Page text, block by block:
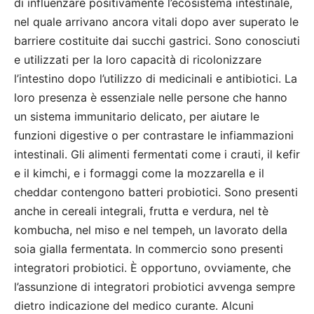
di influenzare positivamente l’ecosistema intestinale,
nel quale arrivano ancora vitali dopo aver superato le
barriere costituite dai succhi gastrici. Sono conosciuti
e utilizzati per la loro capacità di ricolonizzare
l’intestino dopo l’utilizzo di medicinali e antibiotici. La
loro presenza è essenziale nelle persone che hanno
un sistema immunitario delicato, per aiutare le
funzioni digestive o per contrastare le infiammazioni
intestinali. Gli alimenti fermentati come i crauti, il kefir
e il kimchi, e i formaggi come la mozzarella e il
cheddar contengono batteri probiotici. Sono presenti
anche in cereali integrali, frutta e verdura, nel tè
kombucha, nel miso e nel tempeh, un lavorato della
soia gialla fermentata. In commercio sono presenti
integratori probiotici. È opportuno, ovviamente, che
l’assunzione di integratori probiotici avvenga sempre
dietro indicazione del medico curante. Alcuni